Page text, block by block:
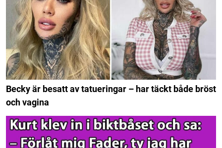
Becky är besatt av tatueringar – har täckt både bröst
och vagina